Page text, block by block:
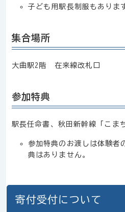
子ども用駅長制服もありま
集合場所
大曲駅2階 在来線改札口
参加特典
駅長任命書、秋田新幹線「こま
参加特典のお渡しは体験者
典はありません。
寄付受付について